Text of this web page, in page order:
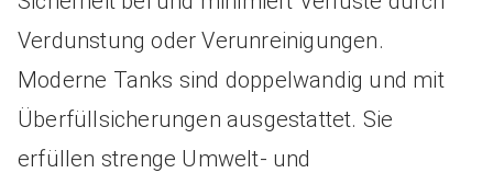
Verdunstung oder Verunreinigungen.
Moderne Tanks sind doppelwandig und mit
Überfüllsicherungen ausgestattet. Sie
erfüllen strenge Umwelt- und